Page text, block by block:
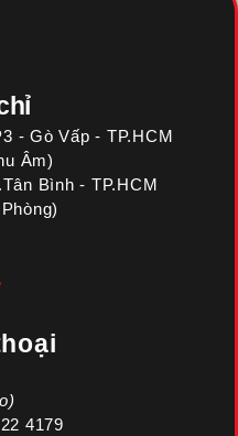
- Gò Vấp - TP.HCM
Âm)
Bình - TP.HCM
4179